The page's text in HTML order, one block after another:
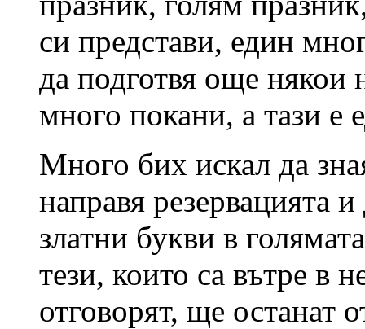
си представи, един
да подготвя още
много покани, а тази е
Много бих искал да
направя резервацията
златни букви в
тези, които са вътре в
отговорят, ще останат